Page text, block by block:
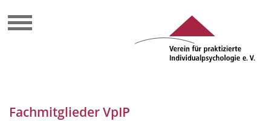
Fachmitglieder VpIP